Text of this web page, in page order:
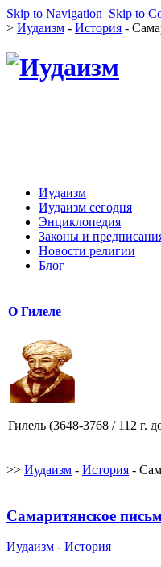
Skip to Navigation Skip to
> Иудаизм - История -
Иудаизм
Иудаизм сегодня
Энциклопедия
Законы и
Новости религии
Блог
О Гилеле
Гилель (3648-3768 / 112 г.
>> Иудаизм - История -
Самаритянское
Иудаизм - История